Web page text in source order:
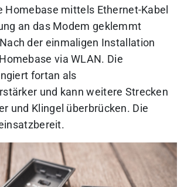
Homebase mittels Ethernet-Kabel
an das Modem geklemmt
der einmaligen Installation
via WLAN. Die
fortan als
und kann weitere Strecken
und Klingel überbrücken. Die